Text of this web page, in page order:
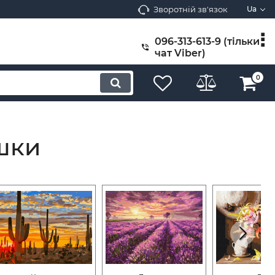
Зворотній зв'язок Ua
096-313-613-9 (тільки
чат Viber)
0